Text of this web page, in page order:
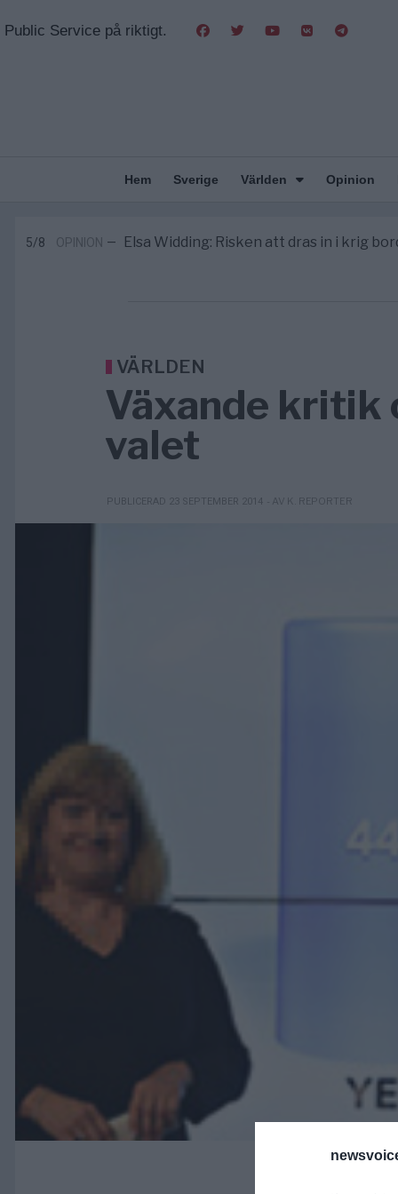
Public Service på riktigt.
Hem Sverige Världen Opinion
5/8 OPINION — Elsa Widding: Risken att dras in i krig
VÄRLDEN
Växande kritik
valet
PUBLICERAD 23 SEPTEMBER 2014 - AV K. REPORTER